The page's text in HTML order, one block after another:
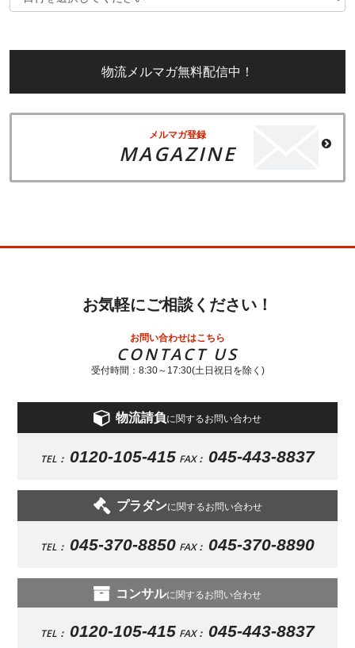
物流メルマガ無料配信中！
メルマガ登録
MAGAZINE
お気軽にご相談ください！
お問い合わせはこちら
CONTACT US
受付時間：8:30～17:30(土日祝日を除く)
物流請負に関するお問い合わせ
TEL： 0120-105-415 FAX： 045-443-8837
プラダンに関するお問い合わせ
TEL： 045-370-8850 FAX： 045-370-8890
コンサルに関するお問い合わせ
TEL： 0120-105-415 FAX： 045-443-8837